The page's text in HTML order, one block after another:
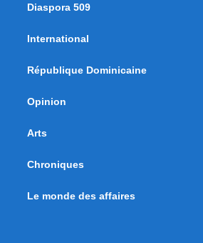
Diaspora 509
International
République Dominicaine
Opinion
Arts
Chroniques
Le monde des affaires